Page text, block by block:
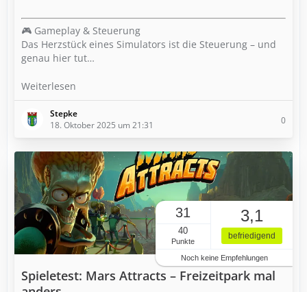
🎮 Gameplay & Steuerung
Das Herzstück eines Simulators ist die Steuerung – und
genau hier tut…
Weiterlesen
Stepke
18. Oktober 2025 um 21:31
0
31
40
Punkte
3,1
befriedigend
Noch keine Empfehlungen
Spieletest: Mars Attracts – Freizeitpark mal